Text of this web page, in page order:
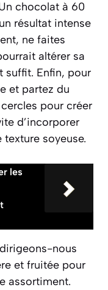
chocolat à 60
résultat intense
ne faites
altérer sa
suffit. Enfin, pour
et partez du
pour créer
d’incorporer
soyeuse.
les
nous
et fruitée pour
assortiment.